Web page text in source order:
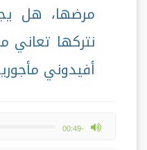
مرضها، هل
نتركها
أفيدوني
-00:49
max volume